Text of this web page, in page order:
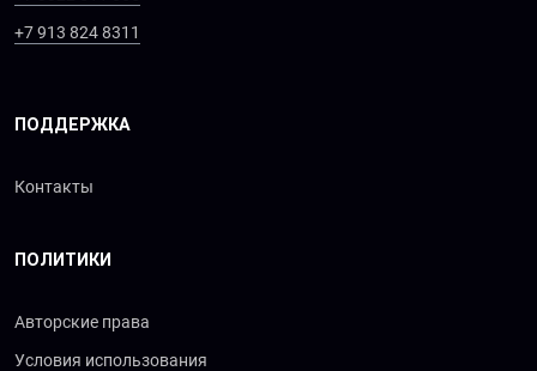
+7 913 824 8311
ПОДДЕРЖКА
Контакты
ПОЛИТИКИ
Авторские права
Условия использования